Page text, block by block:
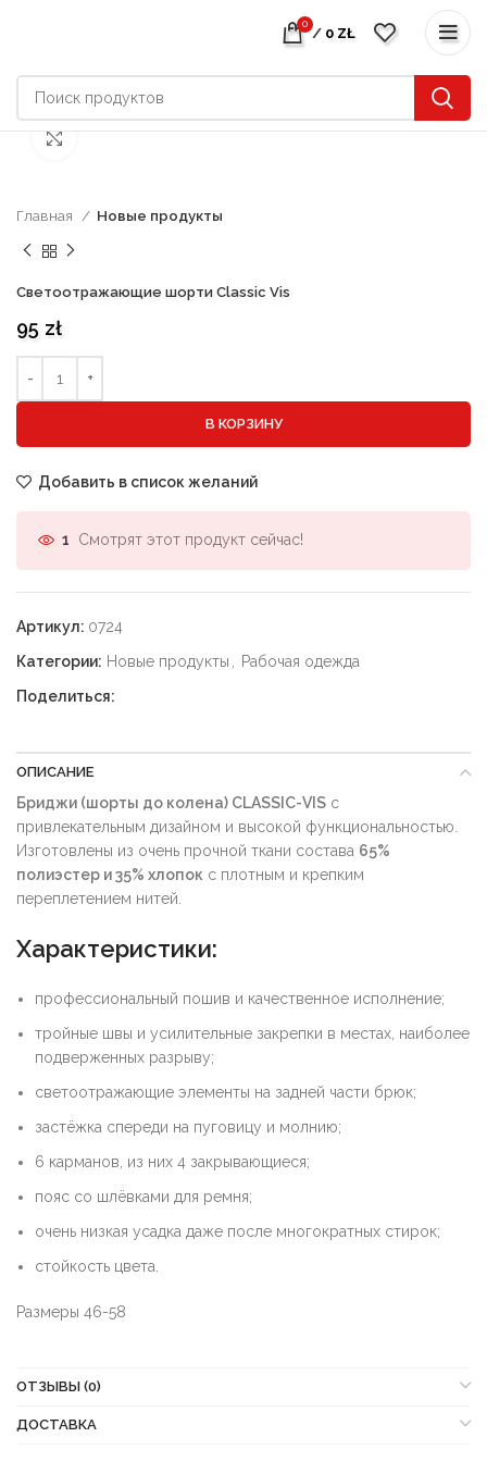
0
/ 0 ZŁ
Главная Новые продукты
Светоотражающие шорти Classic Vis
95 zł
В КОРЗИНУ
Добавить в список желаний
1 Смотрят этот продукт сейчас!
Артикул: 0724
Категории: Новые продукты
Рабочая одежда
Поделиться:
ОПИСАНИЕ
Бриджи (шорты до колена) CLASSIC-VIS с
привлекательным дизайном и высокой функциональностью.
Изготовлены из очень прочной ткани состава 65%
полиэстер и 35% хлопок с плотным и крепким
переплетением нитей.
Характеристики:
профессиональный пошив и качественное исполнение;
тройные швы и усилительные закрепки в местах, наиболее
подверженных разрыву;
светоотражающие элементы на задней части брюк;
застёжка спереди на пуговицу и молнию;
6 карманов, из них 4 закрывающиеся;
пояс со шлёвками для ремня;
очень низкая усадка даже после многократных стирок;
стойкость цвета.
Размеры 46-58
ОТЗЫВЫ (0)
ДОСТАВКА